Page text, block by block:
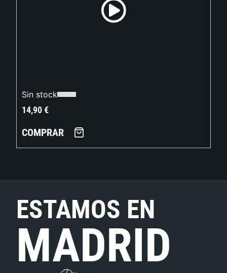
Sin stock
14,90€
COMPRAR
ESTAMOS EN
MADRID